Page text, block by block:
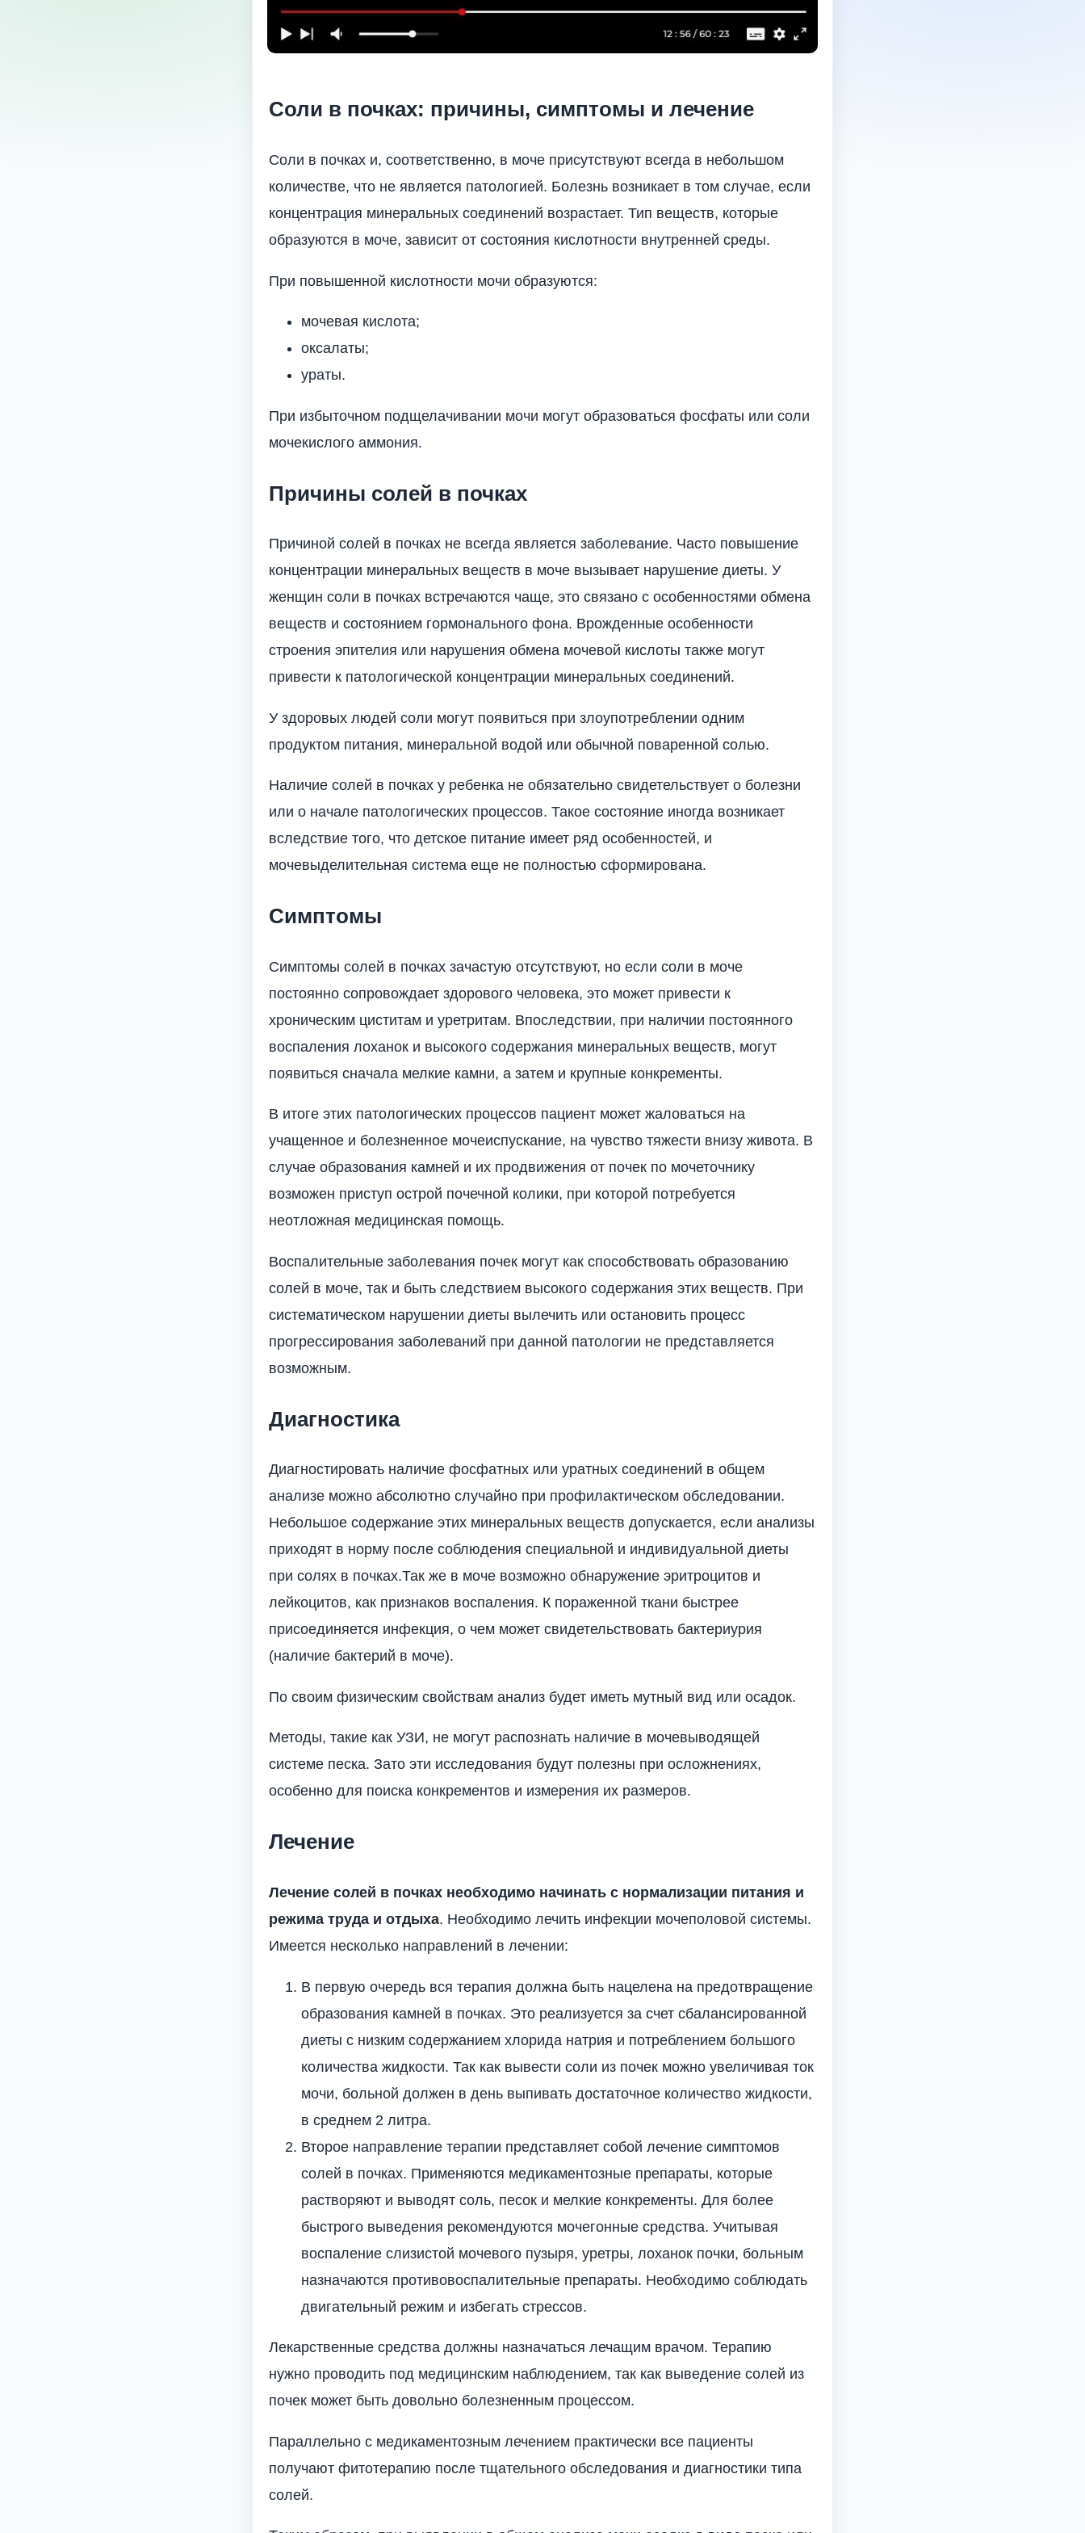
Соли в почках: причины, симптомы и лечение
Соли в почках и, соответственно, в моче присутствуют всегда в небольшом
количестве, что не является патологией. Болезнь возникает в том случае, если
концентрация минеральных соединений возрастает. Тип веществ, которые
образуются в моче, зависит от состояния кислотности внутренней среды.
При повышенной кислотности мочи образуются:
мочевая кислота;
оксалаты;
ураты.
При избыточном подщелачивании мочи могут образоваться фосфаты или соли
мочекислого аммония.
Причины солей в почках
Причиной солей в почках не всегда является заболевание. Часто повышение
концентрации минеральных веществ в моче вызывает нарушение диеты. У
женщин соли в почках встречаются чаще, это связано с особенностями обмена
веществ и состоянием гормонального фона. Врожденные особенности
строения эпителия или нарушения обмена мочевой кислоты также могут
привести к патологической концентрации минеральных соединений.
У здоровых людей соли могут появиться при злоупотреблении одним
продуктом питания, минеральной водой или обычной поваренной солью.
Наличие солей в почках у ребенка не обязательно свидетельствует о болезни
или о начале патологических процессов. Такое состояние иногда возникает
вследствие того, что детское питание имеет ряд особенностей, и
мочевыделительная система еще не полностью сформирована.
Симптомы
Симптомы солей в почках зачастую отсутствуют, но если соли в моче
постоянно сопровождает здорового человека, это может привести к
хроническим циститам и уретритам. Впоследствии, при наличии постоянного
воспаления лоханок и высокого содержания минеральных веществ, могут
появиться сначала мелкие камни, а затем и крупные конкременты.
В итоге этих патологических процессов пациент может жаловаться на
учащенное и болезненное мочеиспускание, на чувство тяжести внизу живота. В
случае образования камней и их продвижения от почек по мочеточнику
возможен приступ острой почечной колики, при которой потребуется
неотложная медицинская помощь.
Воспалительные заболевания почек могут как способствовать образованию
солей в моче, так и быть следствием высокого содержания этих веществ. При
систематическом нарушении диеты вылечить или остановить процесс
прогрессирования заболеваний при данной патологии не представляется
возможным.
Диагностика
Диагностировать наличие фосфатных или уратных соединений в общем
анализе можно абсолютно случайно при профилактическом обследовании.
Небольшое содержание этих минеральных веществ допускается, если анализы
приходят в норму после соблюдения специальной и индивидуальной диеты
при солях в почках.Так же в моче возможно обнаружение эритроцитов и
лейкоцитов, как признаков воспаления. К пораженной ткани быстрее
присоединяется инфекция, о чем может свидетельствовать бактериурия
(наличие бактерий в моче).
По своим физическим свойствам анализ будет иметь мутный вид или осадок.
Методы, такие как УЗИ, не могут распознать наличие в мочевыводящей
системе песка. Зато эти исследования будут полезны при осложнениях,
особенно для поиска конкрементов и измерения их размеров.
Лечение
Лечение солей в почках необходимо начинать с нормализации питания и
режима труда и отдыха. Необходимо лечить инфекции мочеполовой системы.
Имеется несколько направлений в лечении:
В первую очередь вся терапия должна быть нацелена на предотвращение
образования камней в почках. Это реализуется за счет сбалансированной
диеты с низким содержанием хлорида натрия и потреблением большого
количества жидкости. Так как вывести соли из почек можно увеличивая ток
мочи, больной должен в день выпивать достаточное количество жидкости,
в среднем 2 литра.
Второе направление терапии представляет собой лечение симптомов
солей в почках. Применяются медикаментозные препараты, которые
растворяют и выводят соль, песок и мелкие конкременты. Для более
быстрого выведения рекомендуются мочегонные средства. Учитывая
воспаление слизистой мочевого пузыря, уретры, лоханок почки, больным
назначаются противовоспалительные препараты. Необходимо соблюдать
двигательный режим и избегать стрессов.
Лекарственные средства должны назначаться лечащим врачом. Терапию
нужно проводить под медицинским наблюдением, так как выведение солей из
почек может быть довольно болезненным процессом.
Параллельно с медикаментозным лечением практически все пациенты
получают фитотерапию после тщательного обследования и диагностики типа
солей.